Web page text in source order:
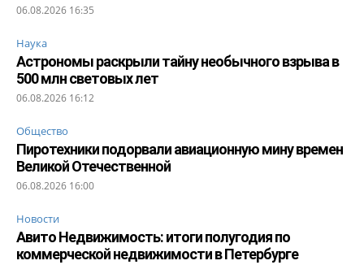
06.08.2026 16:35
Наука
Астрономы раскрыли тайну необычного взрыва в
500 млн световых лет
06.08.2026 16:12
Общество
Пиротехники подорвали авиационную мину времен
Великой Отечественной
06.08.2026 16:00
Новости
Авито Недвижимость: итоги полугодия по
коммерческой недвижимости в Петербурге